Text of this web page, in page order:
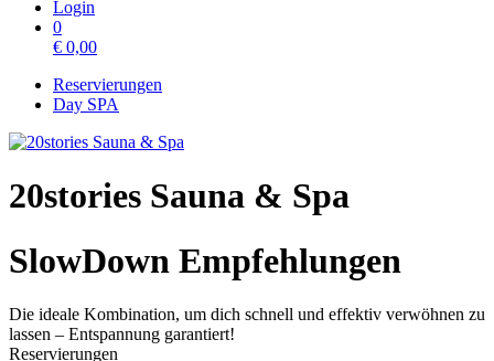
Login
0
€ 0,00
Reservierungen
Day SPA
20stories Sauna & Spa
SlowDown Empfehlungen
Die ideale Kombination, um dich schnell und effektiv verwöhnen zu
lassen – Entspannung garantiert!
Reservierungen